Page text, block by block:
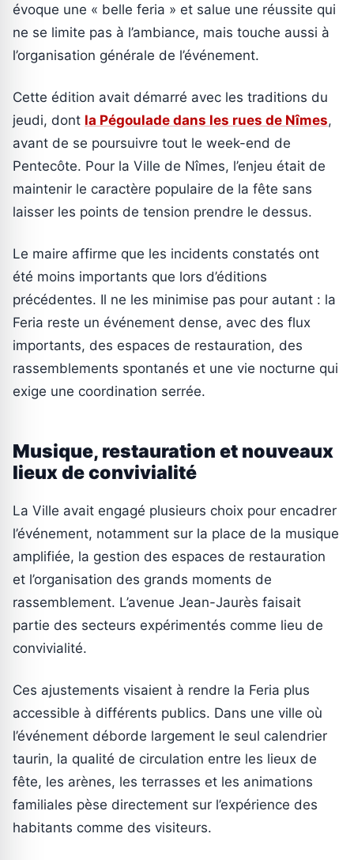
évoque une « belle feria » et salue une réussite qui
ne se limite pas à l’ambiance, mais touche aussi à
l’organisation générale de l’événement.
Cette édition avait démarré avec les traditions du
jeudi, dont la Pégoulade dans les rues de Nîmes,
avant de se poursuivre tout le week-end de
Pentecôte. Pour la Ville de Nîmes, l’enjeu était de
maintenir le caractère populaire de la fête sans
laisser les points de tension prendre le dessus.
Le maire affirme que les incidents constatés ont
été moins importants que lors d’éditions
précédentes. Il ne les minimise pas pour autant : la
Feria reste un événement dense, avec des flux
importants, des espaces de restauration, des
rassemblements spontanés et une vie nocturne qui
exige une coordination serrée.
Musique, restauration et nouveaux
lieux de convivialité
La Ville avait engagé plusieurs choix pour encadrer
l’événement, notamment sur la place de la musique
amplifiée, la gestion des espaces de restauration
et l’organisation des grands moments de
rassemblement. L’avenue Jean-Jaurès faisait
partie des secteurs expérimentés comme lieu de
convivialité.
Ces ajustements visaient à rendre la Feria plus
accessible à différents publics. Dans une ville où
l’événement déborde largement le seul calendrier
taurin, la qualité de circulation entre les lieux de
fête, les arènes, les terrasses et les animations
familiales pèse directement sur l’expérience des
habitants comme des visiteurs.